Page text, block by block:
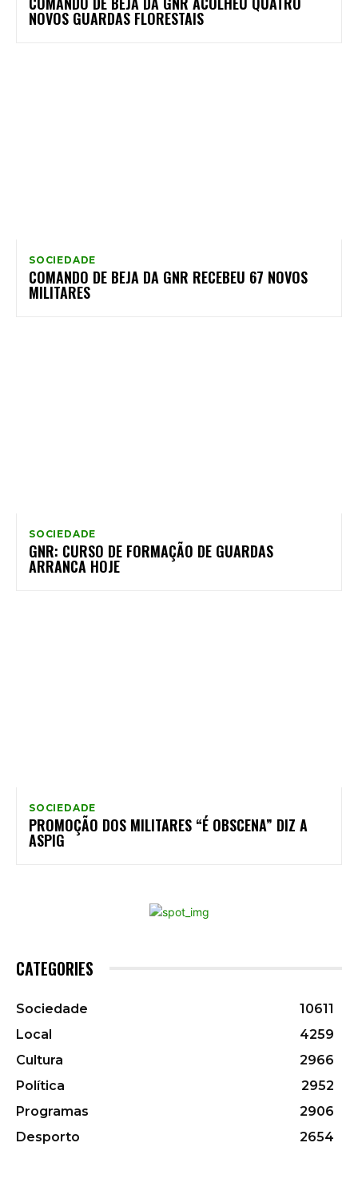
NOVOS GUARDAS FLORESTAIS
SOCIEDADE
COMANDO DE BEJA DA GNR RECEBEU 67 NOVOS
MILITARES
SOCIEDADE
GNR: CURSO DE FORMAÇÃO DE GUARDAS
ARRANCA HOJE
SOCIEDADE
PROMOÇÃO DOS MILITARES “É OBSCENA” DIZ A
ASPIG
CATEGORIES
Sociedade
10611
Local
4259
Cultura
2966
Política
2952
Programas
2906
Desporto
2654